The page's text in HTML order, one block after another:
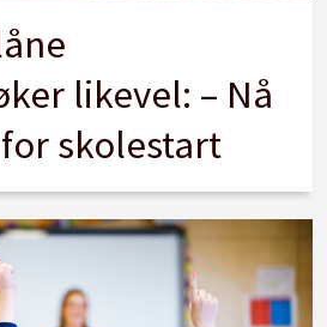
likevel: – Nå
skolestart